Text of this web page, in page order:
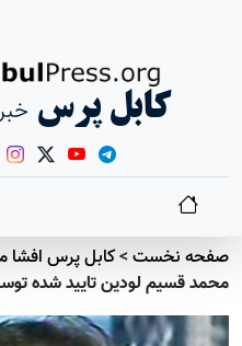
کابل پرس
صفحه نخست>کابل پرس افشا
محمد قسیم لودین تایید شده